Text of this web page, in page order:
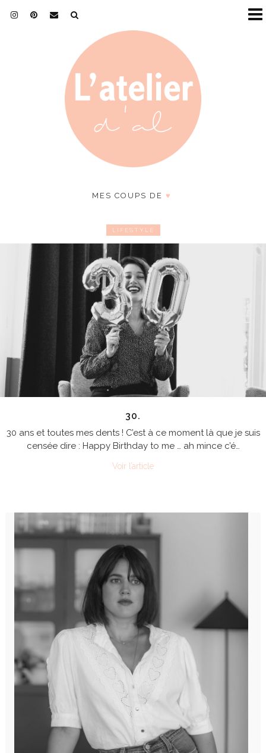
MES COUPS DE ♥
LIFESTYLE
30.
30 ans et toutes mes dents ! C’est à ce moment là que je suis
censée dire : Happy Birthday to me … ah mince c’é…
Voir l’article